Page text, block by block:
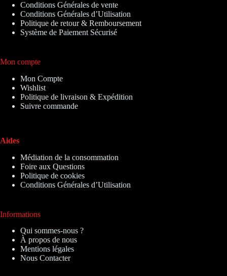
Conditions Générales de vente
Conditions Générales d’Utilisation
Politique de retour & Remboursement
Système de Paiement Sécurisé
Mon compte
Mon Compte
Wishlist
Politique de livraison & Expédition
Suivre commande
Aides
Médiation de la consommation
Foire aux Questions
Politique de cookies
Conditions Générales d’Utilisation
Informations
Qui sommes-nous ?
À propos de nous
Mentions légales
Nous Contacter